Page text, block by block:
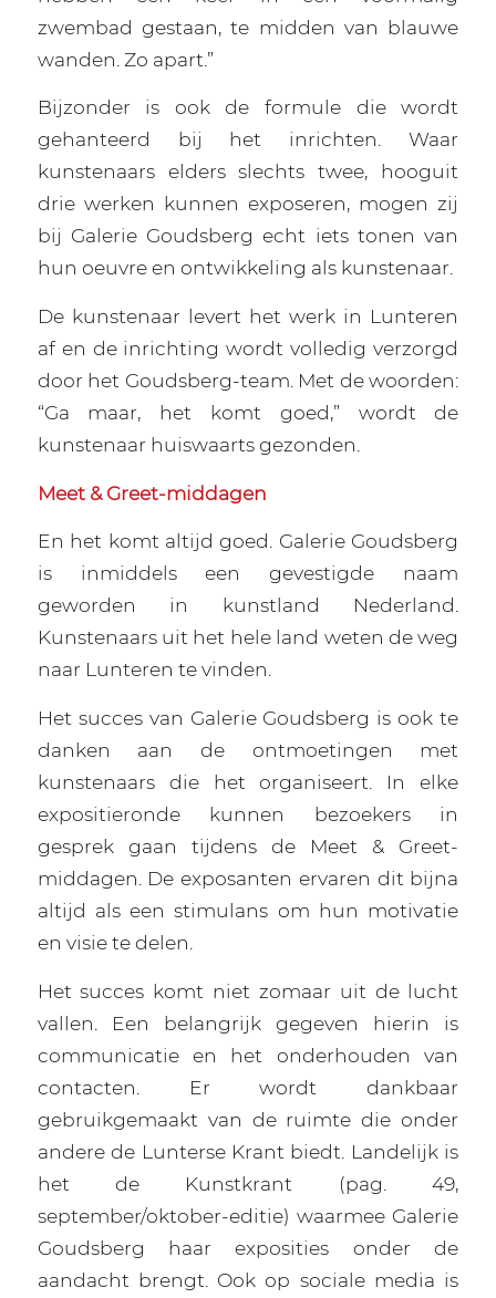
zwembad gestaan, te midden van blauwe
wanden. Zo apart.”
Bijzonder is ook de formule die wordt
gehanteerd bij het inrichten. Waar
kunstenaars elders slechts twee, hooguit
drie werken kunnen exposeren, mogen zij
bij Galerie Goudsberg echt iets tonen van
hun oeuvre en ontwikkeling als kunstenaar.
De kunstenaar levert het werk in Lunteren
af en de inrichting wordt volledig verzorgd
door het Goudsberg-team. Met de woorden:
“Ga maar, het komt goed,” wordt de
kunstenaar huiswaarts gezonden.
Meet & Greet-middagen
En het komt altijd goed. Galerie Goudsberg
is inmiddels een gevestigde naam
geworden in kunstland Nederland.
Kunstenaars uit het hele land weten de weg
naar Lunteren te vinden.
Het succes van Galerie Goudsberg is ook te
danken aan de ontmoetingen met
kunstenaars die het organiseert. In elke
expositieronde kunnen bezoekers in
gesprek gaan tijdens de Meet & Greet-
middagen. De exposanten ervaren dit bijna
altijd als een stimulans om hun motivatie
en visie te delen.
Het succes komt niet zomaar uit de lucht
vallen. Een belangrijk gegeven hierin is
communicatie en het onderhouden van
contacten. Er wordt dankbaar
gebruikgemaakt van de ruimte die onder
andere de Lunterse Krant biedt. Landelijk is
het de Kunstkrant (pag. 49,
september/oktober-editie) waarmee Galerie
Goudsberg haar exposities onder de
aandacht brengt. Ook op sociale media is